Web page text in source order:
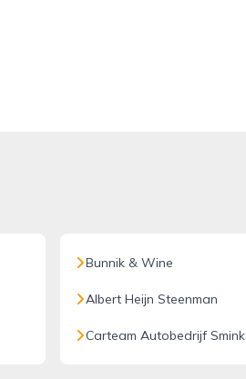
Bunnik & Wine
Albert Heijn Steenman
Carteam Autobedrijf Smink